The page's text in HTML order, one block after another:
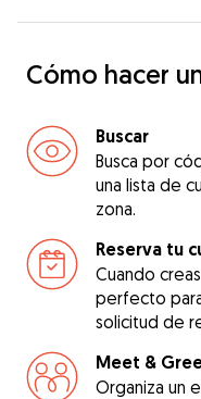
Cómo hacer
Buscar
Busca por
una lista de
zona.
Reserva tu
Cuando
perfecto
solicitud de
Meet &
Organiza un